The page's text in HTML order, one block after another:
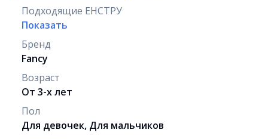
Подходящие ЕНСТРУ
Показать
Бренд
Fancy
Возраст
От 3-х лет
Пол
Для девочек, Для мальчиков